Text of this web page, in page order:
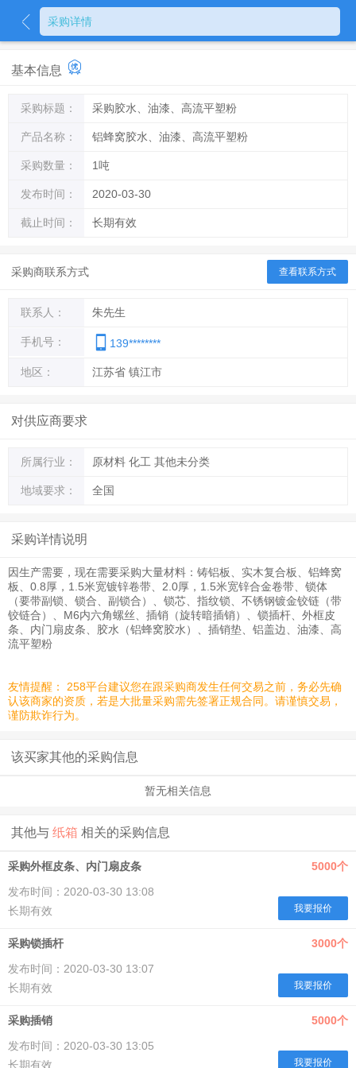
采购详情
基本信息
采购标题： 采购胶水、油漆、高流平塑粉
产品名称： 铝蜂窝胶水、油漆、高流平塑粉
采购数量： 1吨
发布时间： 2020-03-30
截止时间： 长期有效
采购商联系方式 查看联系方式
联系人： 朱先生
手机号： 139********
地区： 江苏省 镇江市
对供应商要求
所属行业： 原材料 化工 其他未分类
地域要求： 全国
采购详情说明
因生产需要，现在需要采购大量材料：铸铝板、实木复合板、铝蜂窝
板、 0.8厚， 1.5米宽镀锌卷带、 2.0厚， 1.5米宽锌合金卷带、锁体
（要带副锁、锁合、副锁合）、锁芯、指纹锁、不锈钢镀金铰链（带
铰链合）、 M6内六角螺丝、插销（旋转暗插销）、锁插杆、外框皮
条、内门扇皮条、胶水（铝蜂窝胶水）、插销垫、铝盖边、油漆、高
流平塑粉
友情提醒： 258平台建议您在跟采购商发生任何交易之前，务必先确
认该商家的资质，若是大批量采购需先签署正规合同。请谨慎交易，
谨防欺诈行为。
该买家其他的采购信息
暂无相关信息
其他与 纸箱 相关的采购信息
采购外框皮条、内门扇皮条
5000个
发布时间：2020-03-30 13:08
长期有效
我要报价
采购锁插杆
3000个
发布时间：2020-03-30 13:07
长期有效
我要报价
采购插销
5000个
发布时间：2020-03-30 13:05
长期有效
我要报价